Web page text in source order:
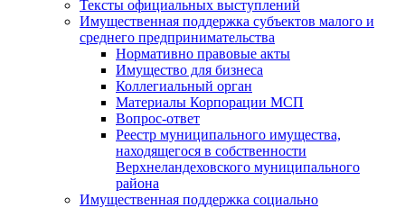
Тексты официальных выступлений
Имущественная поддержка субъектов малого и
среднего предпринимательства
Нормативно правовые акты
Имущество для бизнеса
Коллегиальный орган
Материалы Корпорации МСП
Вопрос-ответ
Реестр муниципального имущества,
находящегося в собственности
Верхнеландеховского муниципального
района
Имущественная поддержка социально